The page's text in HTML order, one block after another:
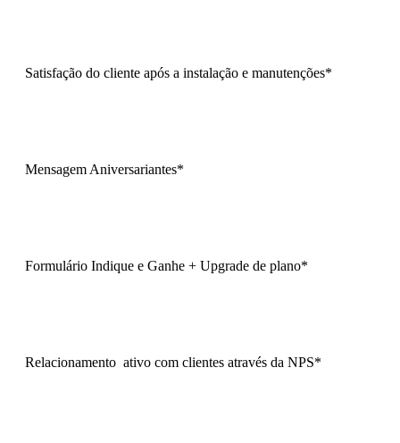
Satisfação do cliente após a instalação e manutenções*
Mensagem Aniversariantes*
Formulário Indique e Ganhe + Upgrade de plano*
Relacionamento ativo com clientes através da NPS*